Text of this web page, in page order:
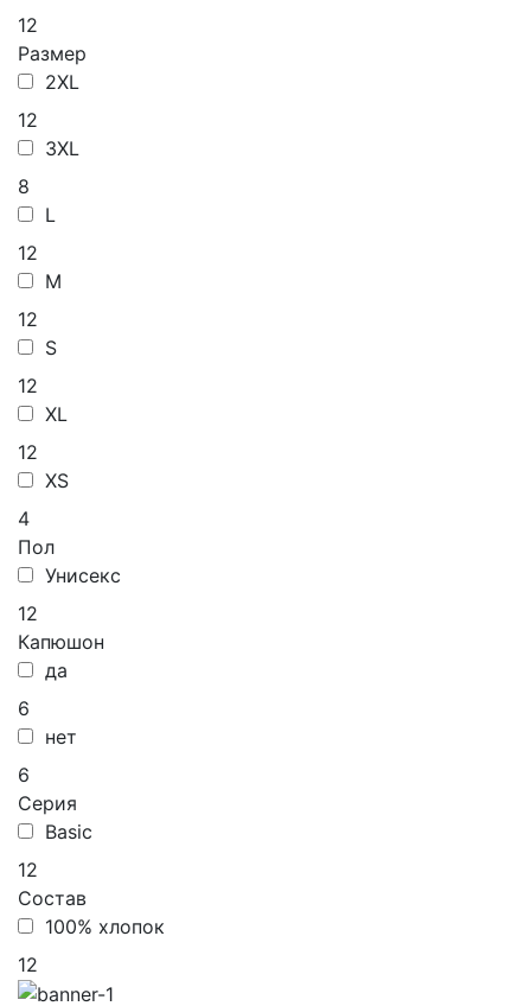
12
Размер
2XL
12
3XL
8
L
12
M
12
S
12
XL
12
XS
4
Пол
Унисекс
12
Капюшон
да
6
нет
6
Серия
Basic
12
Состав
100% хлопок
12